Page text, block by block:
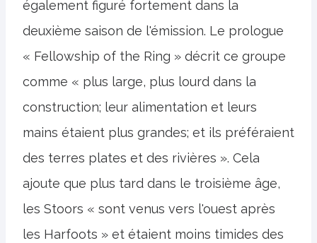
également figuré fortement dans la
deuxième saison de l'émission. Le prologue
« Fellowship of the Ring » décrit ce groupe
comme « plus large, plus lourd dans la
construction; leur alimentation et leurs
mains étaient plus grandes; et ils préféraient
des terres plates et des rivières ». Cela
ajoute que plus tard dans le troisième âge,
les Stoors « sont venus vers l'ouest après
les Harfoots » et étaient moins timides des